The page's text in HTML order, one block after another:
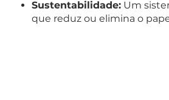
Sustentabilidade: Um
que reduz ou elimina o